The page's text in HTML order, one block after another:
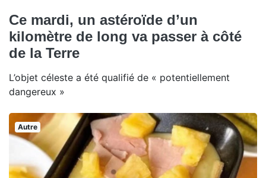
Ce mardi, un astéroïde d’un
kilomètre de long va passer à côté
de la Terre
L’objet céleste a été qualifié de « potentiellement
dangereux »
Autre